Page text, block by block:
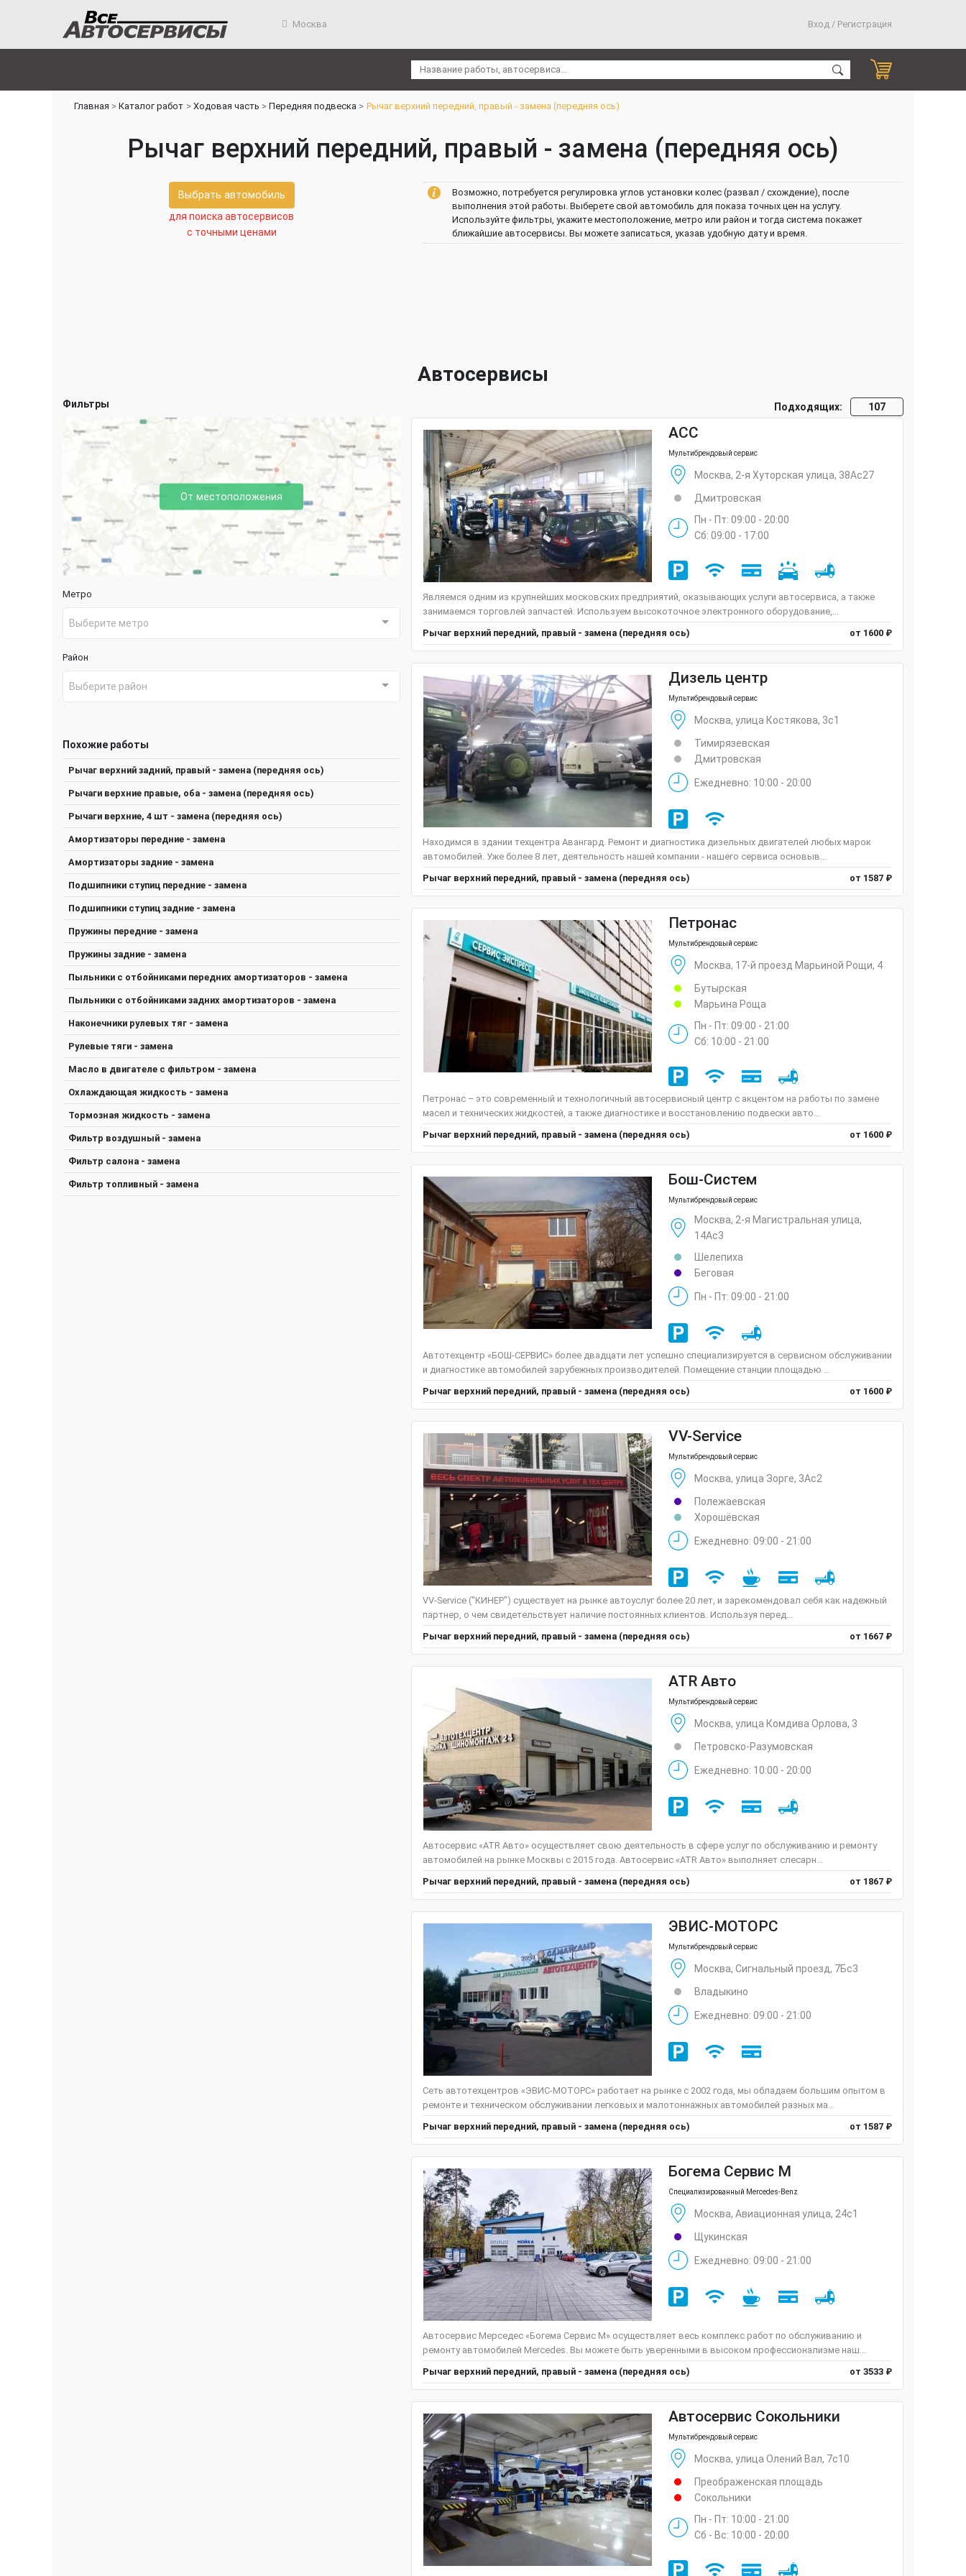
Москва Вход / Регистрация
Главная Каталог работ Ходовая часть Передняя подвеска Рычаг верхний передний, правый - замена (передняя ось)
Рычаг верхний передний, правый - замена (передняя ось)
Выбрать автомобиль
для поиска автосервисов
с точными ценами
Возможно, потребуется регулировка углов установки колес (развал / схождение), после
выполнения этой работы. Выберете свой автомобиль для показа точных цен на услугу.
Используйте фильтры, укажите местоположение, метро или район и тогда система покажет
ближайшие автосервисы. Вы можете записаться, указав удобную дату и время.
Автосервисы
Фильтры
От местоположения
Метро
Выберите метро
Район
Выберите район
Похожие работы
Рычаг верхний задний, правый - замена (передняя ось)
Рычаги верхние правые, оба - замена (передняя ось)
Рычаги верхние, 4 шт - замена (передняя ось)
Амортизаторы передние - замена
Амортизаторы задние - замена
Подшипники ступиц передние - замена
Подшипники ступиц задние - замена
Пружины передние - замена
Пружины задние - замена
Пыльники с отбойниками передних амортизаторов - замена
Пыльники с отбойниками задних амортизаторов - замена
Наконечники рулевых тяг - замена
Рулевые тяги - замена
Масло в двигателе с фильтром - замена
Охлаждающая жидкость - замена
Тормозная жидкость - замена
Фильтр воздушный - замена
Фильтр салона - замена
Фильтр топливный - замена
Подходящих: 107
ACC
Мультибрендовый сервис
Москва, 2-я Хуторская улица, 38Ас27
Дмитровская
Пн - Пт: 09:00 - 20:00
Сб: 09:00 - 17:00
Являемся одним из крупнейших московских предприятий, оказывающих услуги автосервиса, а также
занимаемся торговлей запчастей. Используем высокоточное электронного оборудование,...
Рычаг верхний передний, правый - замена (передняя ось)
от 1600 ₽
Дизель центр
Мультибрендовый сервис
Москва, улица Костякова, 3с1
Тимирязевская
Дмитровская
Ежедневно: 10:00 - 20:00
Находимся в здании техцентра Авангард. Ремонт и диагностика дизельных двигателей любых марок
автомобилей. Уже более 8 лет, деятельность нашей компании - нашего сервиса основыв...
Рычаг верхний передний, правый - замена (передняя ось)
от 1587 ₽
Петронас
Мультибрендовый сервис
Москва, 17-й проезд Марьиной Рощи, 4
Бутырская
Марьина Роща
Пн - Пт: 09:00 - 21:00
Сб: 10:00 - 21:00
Петронас – это современный и технологичный автосервисный центр с акцентом на работы по замене
масел и технических жидкостей, а также диагностике и восстановлению подвески авто...
Рычаг верхний передний, правый - замена (передняя ось)
от 1600 ₽
Бош-Систем
Мультибрендовый сервис
Москва, 2-я Магистральная улица,
14Ас3
Шелепиха
Беговая
Пн - Пт: 09:00 - 21:00
Автотехцентр «БОШ-СЕРВИС» более двадцати лет успешно специализируется в сервисном обслуживании
и диагностике автомобилей зарубежных производителей. Помещение станции площадью ...
Рычаг верхний передний, правый - замена (передняя ось)
от 1600 ₽
VV-Service
Мультибрендовый сервис
Москва, улица Зорге, 3Ас2
Полежаевская
Хорошёвская
Ежедневно: 09:00 - 21:00
VV-Service ("КИНЕР") существует на рынке автоуслуг более 20 лет, и зарекомендовал себя как надежный
партнер, о чем свидетельствует наличие постоянных клиентов. Используя перед...
Рычаг верхний передний, правый - замена (передняя ось)
от 1667 ₽
ATR Авто
Мультибрендовый сервис
Москва, улица Комдива Орлова, 3
Петровско-Разумовская
Ежедневно: 10:00 - 20:00
Автосервис «ATR Авто» осуществляет свою деятельность в сфере услуг по обслуживанию и ремонту
автомобилей на рынке Москвы с 2015 года. Автосервис «ATR Авто» выполняет слесарн...
Рычаг верхний передний, правый - замена (передняя ось)
от 1867 ₽
ЭВИС-МОТОРС
Мультибрендовый сервис
Москва, Сигнальный проезд, 7Бс3
Владыкино
Ежедневно: 09:00 - 21:00
Сеть автотехцентров «ЭВИС-МОТОРС» работает на рынке c 2002 года, мы обладаем большим опытом в
ремонте и техническом обслуживании легковых и малотоннажных автомобилей разных ма...
Рычаг верхний передний, правый - замена (передняя ось)
от 1587 ₽
Богема Сервис М
Специализированный Mercedes-Benz
Москва, Авиационная улица, 24с1
Щукинская
Ежедневно: 09:00 - 21:00
Автосервис Мерседес «Богема Сервис М» осуществляет весь комплекс работ по обслуживанию и
ремонту автомобилей Mercedes. Вы можете быть уверенными в высоком профессионализме наш...
Рычаг верхний передний, правый - замена (передняя ось)
от 3533 ₽
Автосервис Сокольники
Мультибрендовый сервис
Москва, улица Олений Вал, 7с10
Преображенская площадь
Сокольники
Пн - Пт: 10:00 - 21:00
Сб - Вс: 10:00 - 20:00